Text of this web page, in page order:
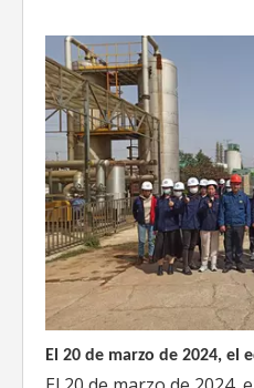
El 20 de marzo de